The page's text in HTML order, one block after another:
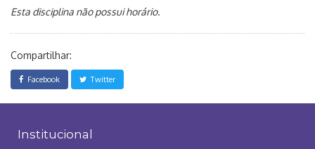
Esta disciplina não possui horário.
Compartilhar:
Facebook Twitter
Institucional